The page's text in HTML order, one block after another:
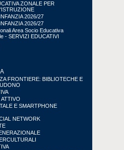
ZONALE PER
2026/27
2026/27
Area Socio Educativa
- SERVIZI EDUCATIVI
FRONTIERE: BIBLIOTECHE E
E SMARTPHONE
NETWORK